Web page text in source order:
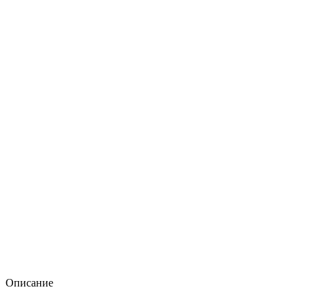
Описание